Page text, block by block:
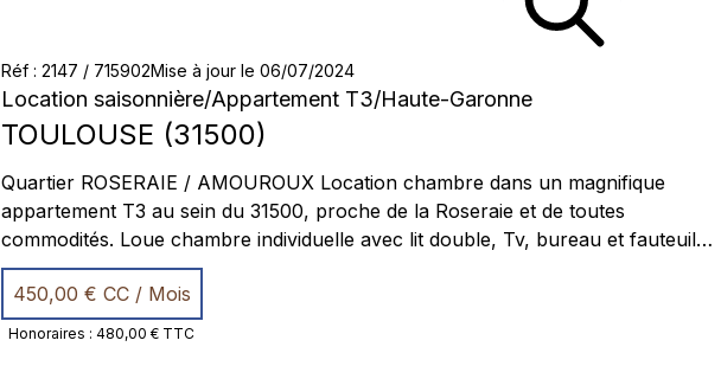
Réf: 2147 / 715902Mise à jour le 06/07/2024
Location saisonnière/Appartement T3/Haute-Garonne
TOULOUSE (31500)
Quartier ROSERAIE / AMOUROUX Location chambre dans un magnifique
appartement T3 au sein du 31500, proche de la Roseraie et de toutes
commodités. Loue chambre individuelle avec lit double, Tv, bureau et fauteuil
également. Cette chambre est complétée par plusieurs rangements (armoire et
tiroirs) . Bonne isolation, double vitrage partout, bien tout confort avec une
douche à l'italienne, une cuisine équipée en libre service, micro ondes, machine
450,00 € CC / Mois
Honoraires : 480,00 € TTC